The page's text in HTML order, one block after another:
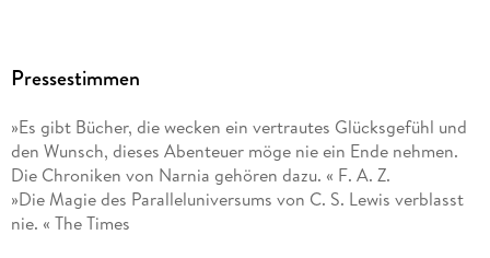
Pressestimmen
»Es gibt Bücher, die wecken ein vertrautes Glücksgefühl und
den Wunsch, dieses Abenteuer möge nie ein Ende nehmen.
Die Chroniken von Narnia gehören dazu. « F. A. Z.
»Die Magie des Paralleluniversums von C. S. Lewis verblasst
nie. « The Times